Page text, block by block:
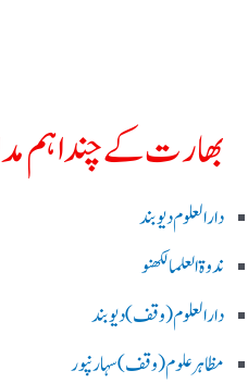
بھارت کے چند اہم
دارالعلوم دیوبند
ندوۃالعلما لکھنو
دارالعلوم (وقف)دیوبند
مظاہرعلوم (وقف)سہارنپور